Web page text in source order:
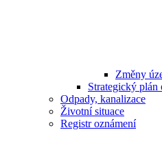
Změny
Strategický plán
Odpady, kanalizace
Životní situace
Registr oznámení